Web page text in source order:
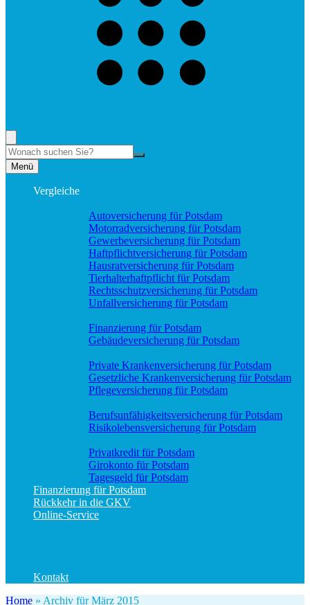
Suche
Menü
Vergleiche
Autoversicherung für Potsdam
Motorradversicherung für Potsdam
Gewerbeversicherung für Potsdam
Haftpflichtversicherung für Potsdam
Hausratversicherung für Potsdam
Tierhalterhaftpflicht für Potsdam
Rechtsschutzversicherung für Potsdam
Unfallversicherung für Potsdam
Finanzierung für Potsdam
Gebäudeversicherung für Potsdam
Private Krankenversicherung für Potsdam
Gesetzliche Krankenversicherung für Potsdam
Pflegeversicherung für Potsdam
Berufs­unfähigkeitsversicherung für Potsdam
Risikolebensversicherung für Potsdam
Privatkredit für Potsdam
Girokonto für Potsdam
Tagesgeld für Potsdam
Finanzierung für Potsdam
Rückkehr in die GKV
Online-Service
Kontakt
Home » Archiv für März 2015